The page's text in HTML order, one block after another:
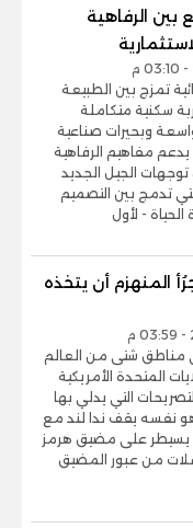
بين الرفاهية
تمزج بين الطبيعة
سكنية متكاملة
وبحيرات صناعية
مفاهيم الرفاهية
الجيل الجديد
تدمج بين التصميم
- لأول
المنهزم أن يتخذه
مناطق شتى من العالم
المتحدة الأمريكية
التي يدلي بها
هو نفسه يقف ندا لند مع
يسيطر على مضيق هرمز
من عبور المضيق